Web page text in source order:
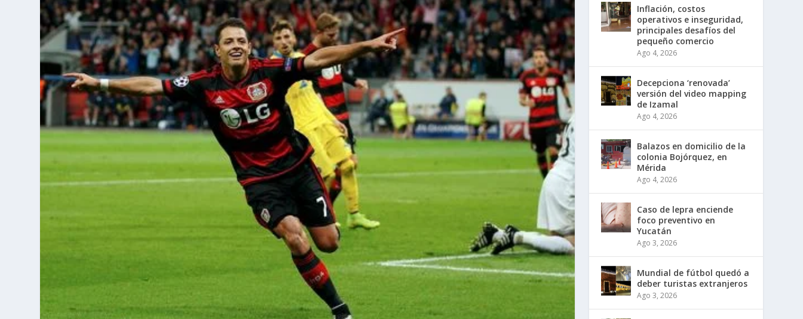
Inflación, costos
operativos e inseguridad,
principales desafíos del
pequeño comercio
Ago 4, 2026
Decepciona ‘renovada’
versión del video mapping
de Izamal
Ago 4, 2026
Balazos en domicilio de la
colonia Bojórquez, en
Mérida
Ago 4, 2026
Caso de lepra enciende
foco preventivo en
Yucatán
Ago 3, 2026
Mundial de fútbol quedó a
deber turistas extranjeros
Ago 3, 2026